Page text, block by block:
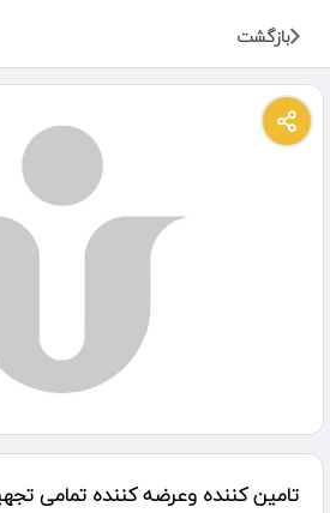
بازگشت
تامین کننده وعرضه کننده تمامی